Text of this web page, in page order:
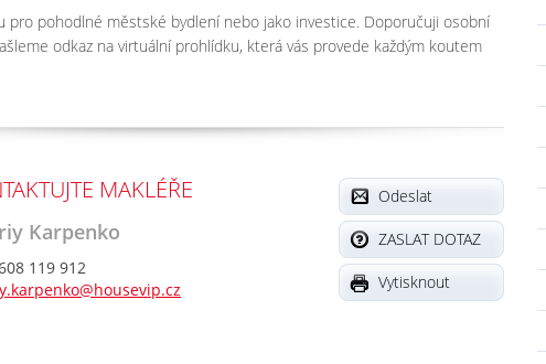
pro pohodlné městské bydlení nebo jako investice. Doporučuji osobní
odkaz na virtuální prohlídku, která vás provede každým koutem
MAKLÉŘE
Karpenko
119 912
Odeslat
ZASLAT DOTAZ
Vytisknout